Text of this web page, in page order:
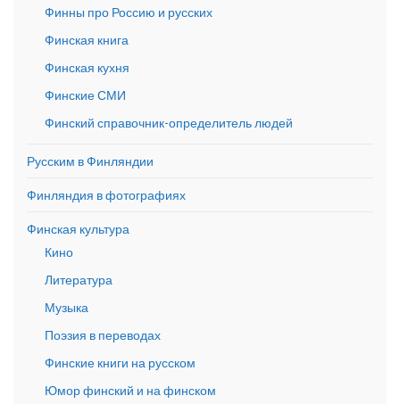
Финны про Россию и русских
Финская книга
Финская кухня
Финские СМИ
Финский справочник-определитель людей
Русским в Финляндии
Финляндия в фотографиях
Финская культура
Кино
Литература
Музыка
Поэзия в переводах
Финские книги на русском
Юмор финский и на финском